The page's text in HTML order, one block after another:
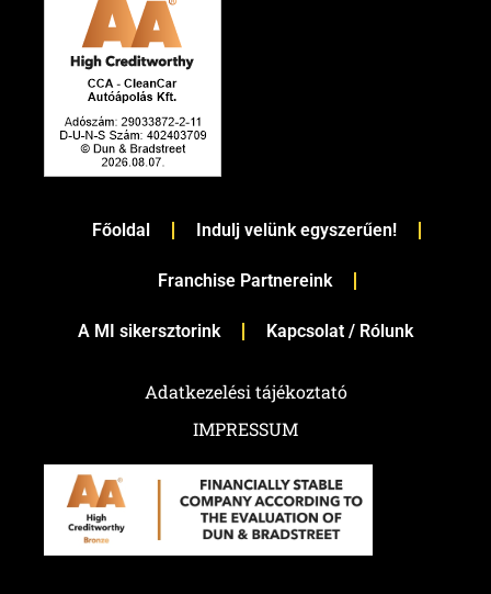
Főoldal Indulj velünk egyszerűen!
Franchise Partnereink
A MI sikersztorink Kapcsolat / Rólunk
Adatkezelési tájékoztató
IMPRESSUM